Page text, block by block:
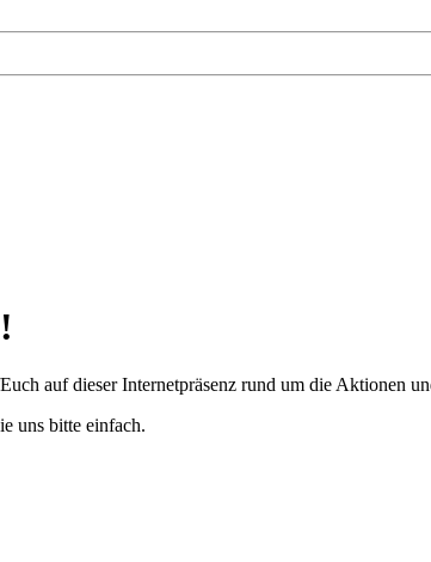
auf dieser Internetpräsenz rund um die Aktionen
uns bitte einfach.